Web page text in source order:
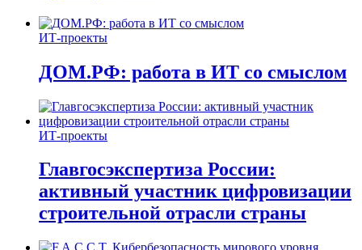
ИТ-проекты
ДОМ.РФ: работа в ИТ со смыслом
ИТ-проекты
Главгосэкспертиза России:
активный участник цифровизации
строительной отрасли страны